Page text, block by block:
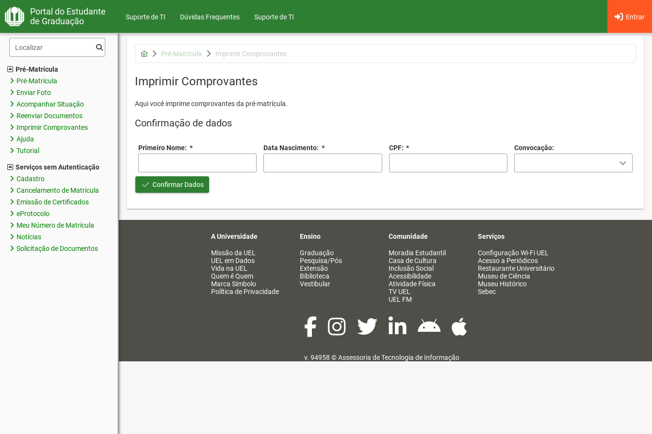
Portal do Estudante
de Graduação
Suporte de TI Dúvidas Frequentes Entrar
Suporte de TI
Pré-Matrícula
Pré-Matrícula
Enviar Foto
Acompanhar Situação
Reenviar Documentos
Imprimir Comprovantes
Ajuda
Tutorial
Serviços sem Autenticação
Cadastro
Cancelamento de Matrícula
Emissão de Certificados
eProtocolo
Meu Número de Matrícula
Notícias
Solicitação de Documentos
Pré-Matrícula Imprimir Comprovantes
Imprimir Comprovantes
Aqui você imprime comprovantes da pré-matrícula.
Confirmação de dados
Primeiro Nome: * Data Nascimento: * CPF: * Convocação:
Confirmar Dados
A Universidade
Missão da UEL
UEL em Dados
Vida na UEL
Quem é Quem
Marca Símbolo
Política de Privacidade
Ensino
Graduação
Pesquisa/Pós
Extensão
Biblioteca
Vestibular
Comunidade
Moradia Estudantil
Casa de Cultura
Inclusão Social
Acessibilidade
Atividade Física
TV UEL
UEL FM
Serviços
Configuração Wi-Fi UEL
Acesso a Periódicos
Restaurante Universitário
Museu de Ciência
Museu Histórico
Sebec
v. 94958 ©Assessoria de Tecnologia de Informação